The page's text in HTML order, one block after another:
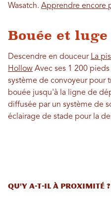
Wasatch. Apprendre encore
Bouée et luge
Descendre en douceur La
Hollow Avec ses 1 200
système de convoyeur pour
bouée jusqu'à la ligne de
diffusée par un système de
éclairage de stade pour la
Qu'y a-t-il à proximité ?